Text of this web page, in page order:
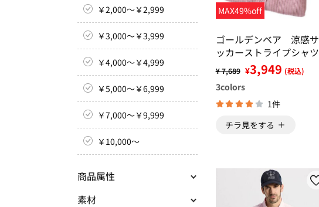
￥2,000～￥2,999
￥3,000～￥3,999
￥4,000～￥4,999
￥5,000～￥6,999
￥7,000～￥9,999
￥10,000～
商品属性
素材
MAX49%off
ゴールデンベア 涼感サ
ッカーストライプシャツ
¥ 7,689 ¥3,949 (税込)
3colors
1件
チラ見をする